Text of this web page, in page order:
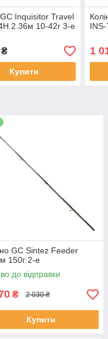
GC Inquisitor Travel
2.36м 10-42г 3-е
Купити
1
GC Sintez Feeder
150г 2-е
до відправки
₴ 2 030 ₴
Купити